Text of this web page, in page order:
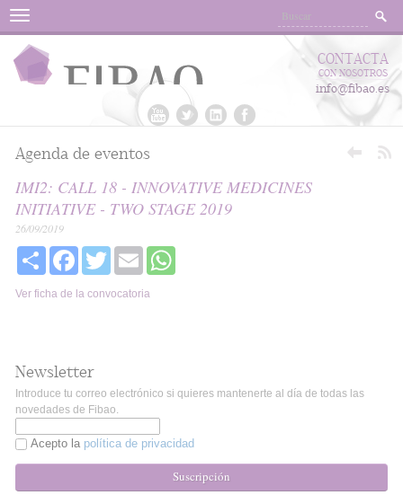
Menu
CONTACTA
CON NOSOTROS
info@fibao.es
Agenda de eventos
IMI2: CALL 18 - INNOVATIVE MEDICINES
INITIATIVE - TWO STAGE 2019
26/09/2019
Share FacebookTwitter Email
Ver ficha de la convocatoria
Newsletter
Introduce tu correo electrónico si quieres mantenerte al día de todas las
novedades de Fibao.
Acepto la política de privacidad
Suscripción